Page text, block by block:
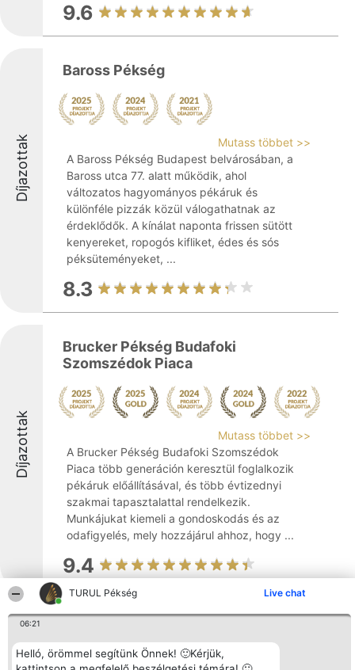
TURUL Pékség Live chat
06:21
Helló, örömmel segítünk Önnek! 🙂Kérjük,
9.6
Díjazottak
Baross Pékség
Mutass többet >>
A Baross Pékség Budapest belvárosában, a
Baross utca 77. alatt működik, ahol
változatos hagyományos pékáruk és
különféle pizzák közül válogathatnak az
érdeklődők. A kínálat naponta frissen sütött
kenyereket, ropogós kifliket, édes és sós
péksüteményeket, ...
8.3
Díjazottak
Brucker Pékség Budafoki
Szomszédok Piaca
Mutass többet >>
A Brucker Pékség Budafoki Szomszédok
Piaca több generáción keresztül foglalkozik
pékáruk előállításával, és több évtizednyi
szakmai tapasztalattal rendelkezik.
Munkájukat kiemeli a gondoskodás és az
odafigyelés, mely hozzájárul ahhoz, hogy ...
9.4
Díjazottak